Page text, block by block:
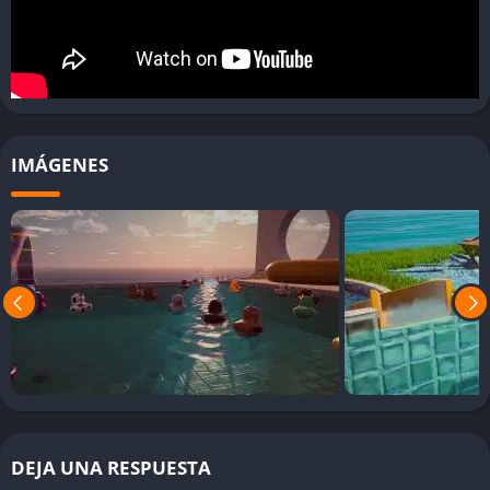
hay niveles, ni misiones, ni puntuaciones; solo la evolución
constante de una escena visual. Es un juego que se disfruta
El jugador puede mover la cámara libremente, cambiar el
ángulo o acercarse para ver detalles diminutos, como las
pequeñas olas que golpean a los patos o los reflejos del sol
sobre el agua. En ocasiones, un nuevo pato caerá desde el
cielo, añadiendo un toque de sorpresa que rompe la rutina y
mantiene el interés a largo plazo.
Interacción mínima pero significativa
específico o simplemente dejar que la simulación continúe
IMÁGENES
DEJA UNA RESPUESTA